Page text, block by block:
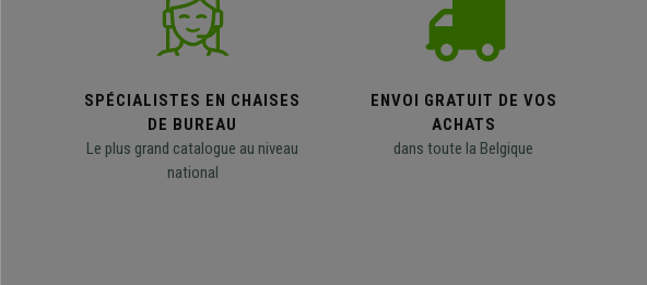
SPÉCIALISTES EN CHAISES
DE BUREAU
Le plus grand catalogue au niveau
national
ENVOI GRATUIT DE VOS
ACHATS
dans toute la Belgique